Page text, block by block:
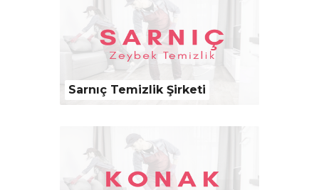
Sarnıç Temizlik Şirketi